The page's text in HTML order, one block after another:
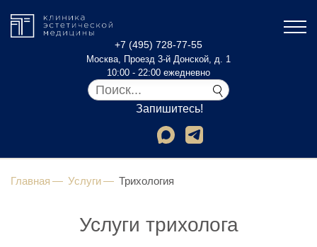
+7 (495) 728-77-55
Москва, Проезд 3-й Донской, д. 1
10:00 - 22:00 ежедневно
Запишитесь!
Главная Услуги Трихология
Услуги трихолога